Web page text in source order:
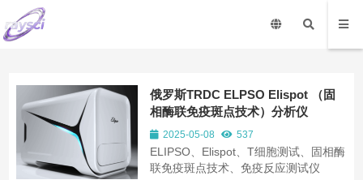
俄罗斯TRDC ELPSO Elispot （固
相酶联免疫斑点技术）分析仪
2025-05-08 537
ELIPSO、Elispot、T细胞测试、固相酶
联免疫斑点技术、免疫反应测试仪